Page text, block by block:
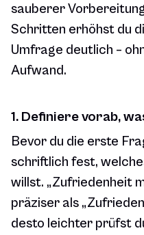
sauberer
Schritten erhöhst du
Umfrage deutlich –
Aufwand.
1. Definiere vorab,
Bevor du die erste
schriftlich fest,
willst. „Zufriedenheit
präziser als
desto leichter prüfst